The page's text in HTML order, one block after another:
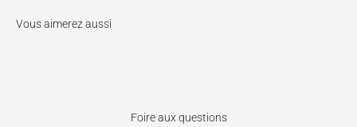
Foire aux questions